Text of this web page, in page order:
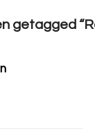
getagged